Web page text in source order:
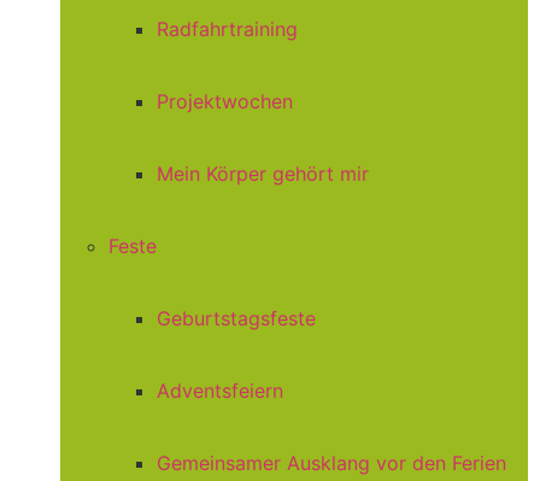
Radfahrtraining
Projektwochen
Mein Körper gehört mir
Feste
Geburtstagsfeste
Adventsfeiern
Gemeinsamer Ausklang vor den Ferien